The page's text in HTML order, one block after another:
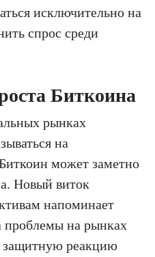
исключительно на
спрос среди
Биткоина
рынках
на
может заметно
Новый виток
напоминает
проблемы на рынках
защитную реакцию